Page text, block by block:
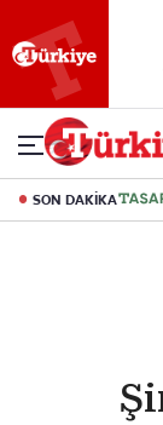
SON DAKİKA